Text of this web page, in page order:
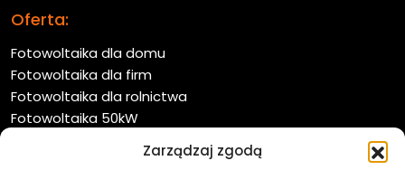
Zarządzaj zgodą
Oferta:
Fotowoltaika dla domu
Fotowoltaika dla firm
Fotowoltaika dla rolnictwa
Fotowoltaika 50kW